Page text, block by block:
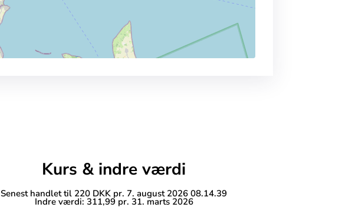
Kurs & indre værdi
Senest handlet til 220 DKK pr. 7. august 2026 08.14.39
Indre værdi: 311,99 pr. 31. marts 2026